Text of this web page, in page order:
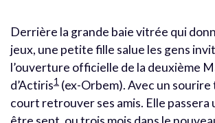
Derrière la grande baie vitrée qui
jeux, une petite fille salue les gens
l’ouverture officielle de la deuxième
d’Actiris1 (ex-Orbem). Avec un sourire
court retrouver ses amis. Elle passera